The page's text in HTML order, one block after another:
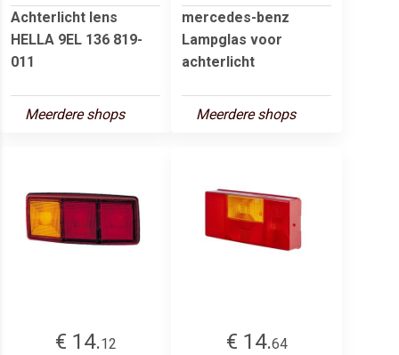
Achterlicht lens
HELLA 9EL 136 819-
011
Meerdere shops
mercedes-benz
Lampglas voor
achterlicht
Meerdere shops
€ 14.12
€ 14.64